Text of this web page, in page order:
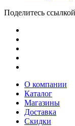
Поделитесь
О компании
Каталог
Магазины
Доставка
Скидки